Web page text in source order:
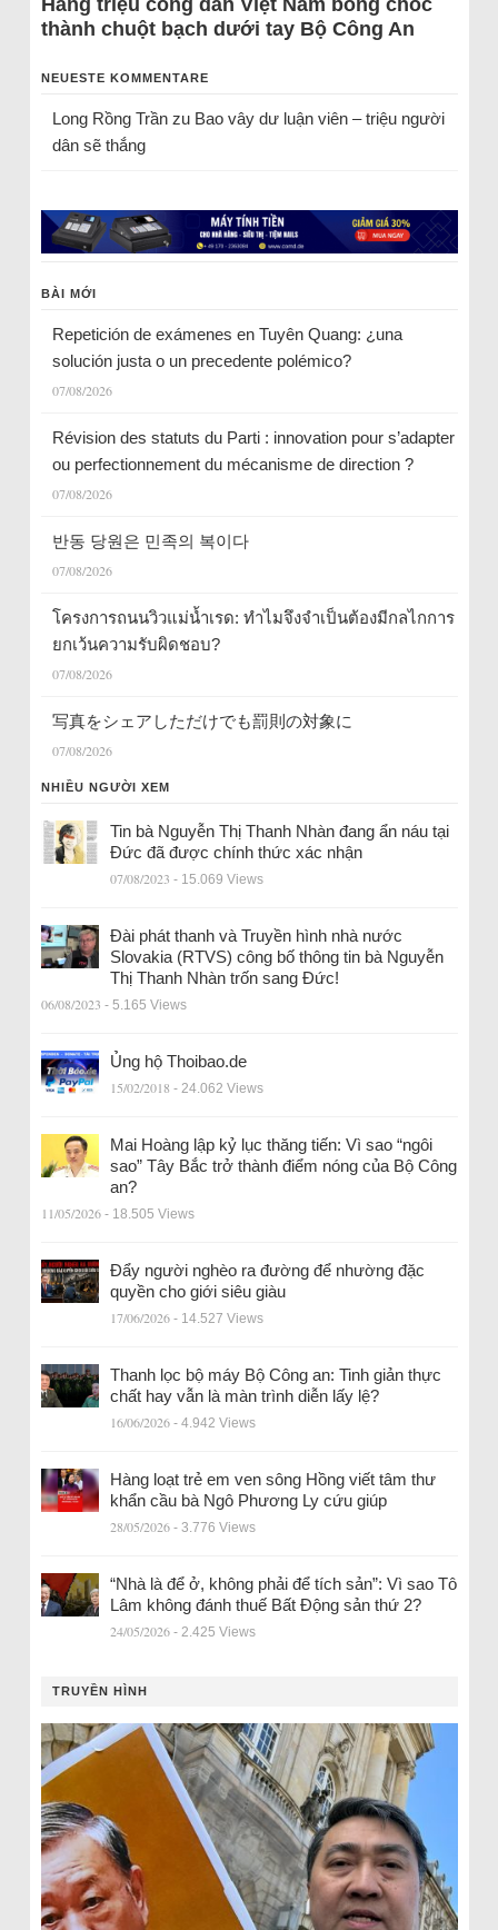
thành chuột bạch dưới tay Bộ Công An
NEUESTE KOMMENTARE
Long Rồng Trầnzu Bao vây dư luận viên – triệu người
dân sẽ thắng
BÀI MỚI
Repetición de exámenes en Tuyên Quang: ¿una
solución justa o un precedente polémico?
07/08/2026
Révision des statuts du Parti : innovation pour s’adapter
ou perfectionnement du mécanisme de direction ?
07/08/2026
반동 당원은 민족의 복이다
07/08/2026
โครงการถนนวิวแม่น้ำเรด: ทำไมจึงจำเป็นต้องมีกลไกการ
ยกเว้นความรับผิดชอบ?
07/08/2026
写真をシェアしただけでも罰則の対象に
07/08/2026
NHIỀU NGƯỜI XEM
Tin bà Nguyễn Thị Thanh Nhàn đang ẩn náu tại
Đức đã được chính thức xác nhận
07/08/2023 - 15.069 Views
Đài phát thanh và Truyền hình nhà nước
Slovakia (RTVS) công bố thông tin bà Nguyễn
Thị Thanh Nhàn trốn sang Đức!
06/08/2023 - 5.165 Views
Ủng hộ Thoibao.de
15/02/2018 - 24.062 Views
Mai Hoàng lập kỷ lục thăng tiến: Vì sao “ngôi
sao” Tây Bắc trở thành điểm nóng của Bộ Công
an?
11/05/2026 - 18.505 Views
Đẩy người nghèo ra đường để nhường đặc
quyền cho giới siêu giàu
17/06/2026 - 14.527 Views
Thanh lọc bộ máy Bộ Công an: Tinh giản thực
chất hay vẫn là màn trình diễn lấy lệ?
16/06/2026 - 4.942 Views
Hàng loạt trẻ em ven sông Hồng viết tâm thư
khẩn cầu bà Ngô Phương Ly cứu giúp
28/05/2026 - 3.776 Views
“Nhà là để ở, không phải để tích sản”: Vì sao Tô
Lâm không đánh thuế Bất Động sản thứ 2?
24/05/2026 - 2.425 Views
TRUYỀN HÌNH